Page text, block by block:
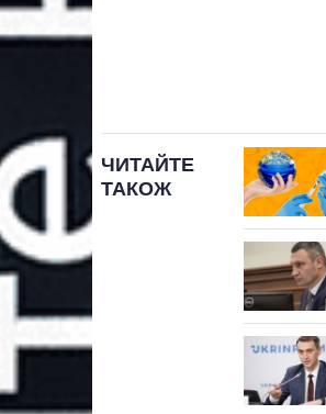
ЧИТАЙТЕ
ТАКОЖ